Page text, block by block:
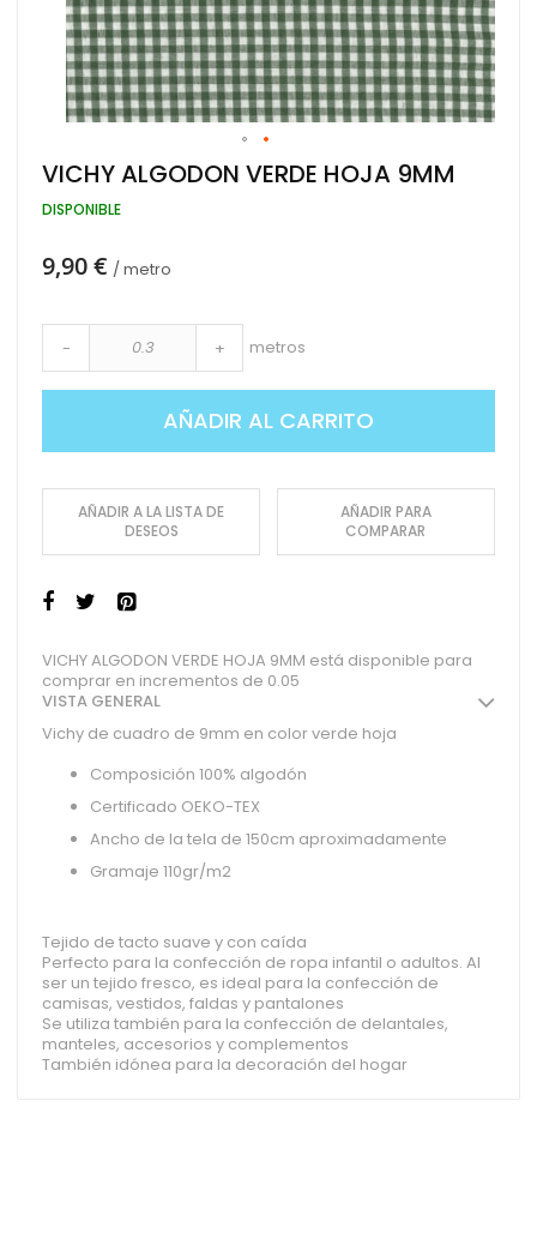
Saltar
al
comienzo
galería
VICHY ALGODON VERDE HOJA 9MM
DISPONIBLE
9,90 € / metro
- + metros
AÑADIR AL CARRITO
AÑADIR A LA LISTA DE
DESEOS
AÑADIR PARA
COMPARAR
VICHY ALGODON VERDE HOJA 9MM está disponible para
comprar en incrementos de 0.05
VISTA GENERAL
Vichy de cuadro de 9mm en color verde hoja
Composición 100% algodón
Certificado OEKO-TEX
Ancho de la tela de 150cm aproximadamente
Gramaje 110gr/m2
Tejido de tacto suave y con caída
Perfecto para la confección de ropa infantil o adultos. Al
ser un tejido fresco, es ideal para la confección de
camisas, vestidos, faldas y pantalones
Se utiliza también para la confección de delantales,
manteles, accesorios y complementos
También idónea para la decoración del hogar